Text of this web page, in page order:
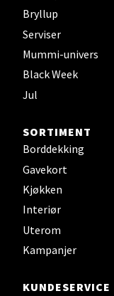
Bryllup
Serviser
Mummi-univers
Black Week
Jul
SORTIMENT
Borddekking
Gavekort
Kjøkken
Interiør
Uterom
Kampanjer
KUNDESERVICE
Leirvik -
Åpent i dag 10-
Oslo -
Vitaminveien 7